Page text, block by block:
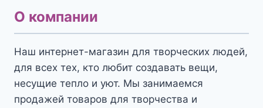
О компании
Наш интернет-магазин для творческих людей,
для всех тех, кто любит создавать вещи,
несущие тепло и уют. Мы занимаемся
продажей товаров для творчества и